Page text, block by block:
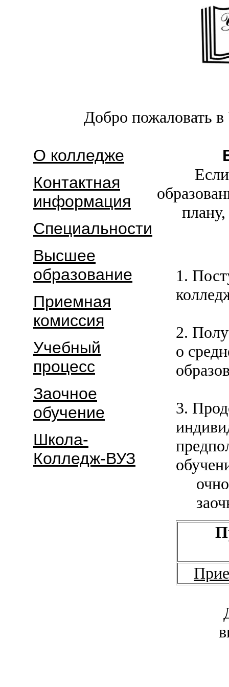
Добро пожаловать
О колледже
Контактная
информация
Специальности
Высшее
образование
Приемная
комиссия
Учебный
процесс
Заочное
обучение
Школа-
Колледж-ВУЗ
1.
2.
о
3.
очно